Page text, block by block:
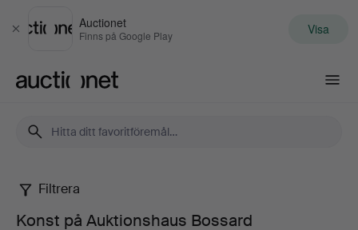
Stäng
Auctionet
Finns på Google Play Visa
Konst
Filtrera
Konst på Auktionshaus Bossard